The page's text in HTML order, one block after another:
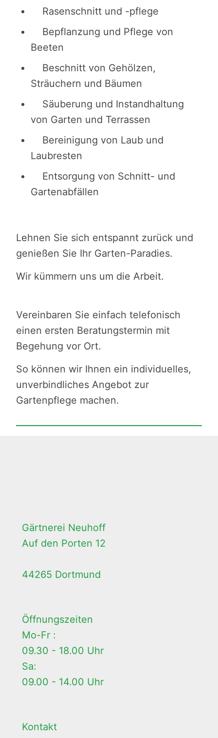
Rasenschnitt und -pflege
Bepflanzung und Pflege von
Beeten
Beschnitt von Gehölzen,
Sträuchern und Bäumen
Säuberung und Instandhaltung
von Garten und Terrassen
Bereinigung von Laub und
Laubresten
Entsorgung von Schnitt- und
Gartenabfällen
Lehnen Sie sich entspannt zurück und
genießen Sie Ihr Garten-Paradies.
Wir kümmern uns um die Arbeit.
Vereinbaren Sie einfach telefonisch
einen ersten Beratungstermin mit
Begehung vor Ort.
So können wir Ihnen ein individuelles,
unverbindliches Angebot zur
Gartenpflege machen.
Gärtnerei Neuhoff
Auf den Porten 12
44265 Dortmund
Öffnungszeiten
Mo-Fr :
09.30 - 18.00 Uhr
Sa:
09.00 - 14.00 Uhr
Kontakt